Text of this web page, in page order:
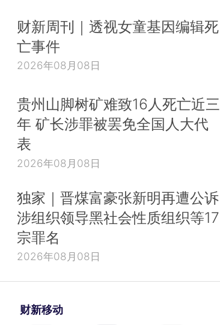
财新周刊｜透视女童基因编辑死
亡事件
2026年08月08日
贵州山脚树矿难致16人死亡近三
年 矿长涉罪被罢免全国人大代
表
2026年08月08日
独家｜晋煤富豪张新明再遭公诉
涉组织领导黑社会性质组织等17
宗罪名
2026年08月08日
财新移动